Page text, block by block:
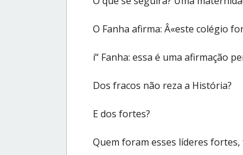
O Fanha afirma: Â«este colégio
í“ Fanha: essa é uma afirmação
Dos fracos não reza a História?
E dos fortes?
Quem foram esses líderes